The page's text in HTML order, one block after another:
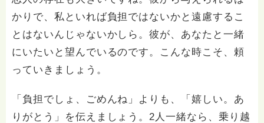
かりで、私といれば負担ではないかと遠慮するこ
とはないんじゃないかしら。彼が、あなたと一緒
にいたいと望んでいるのです。こんな時こそ、頼
っていきましょう。
「負担でしょ、ごめんね」よりも、「嬉しい。あ
りがとう」を伝えましょう。2人一緒なら、乗り越